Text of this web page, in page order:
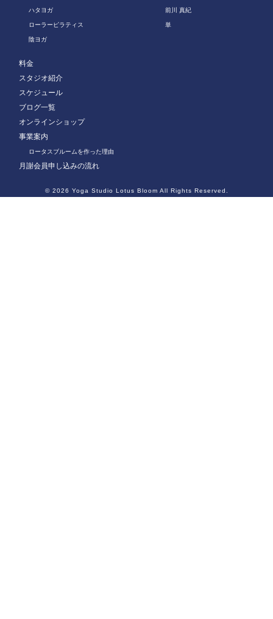
ハタヨガ
ローラーピラティス
陰ヨガ
前川 真紀
単
料金
スタジオ紹介
スケジュール
ブログ一覧
オンラインショップ
事業案内
ロータスブルームを作った理由
月謝会員申し込みの流れ
© 2026 Yoga Studio Lotus Bloom All Rights Reserved.